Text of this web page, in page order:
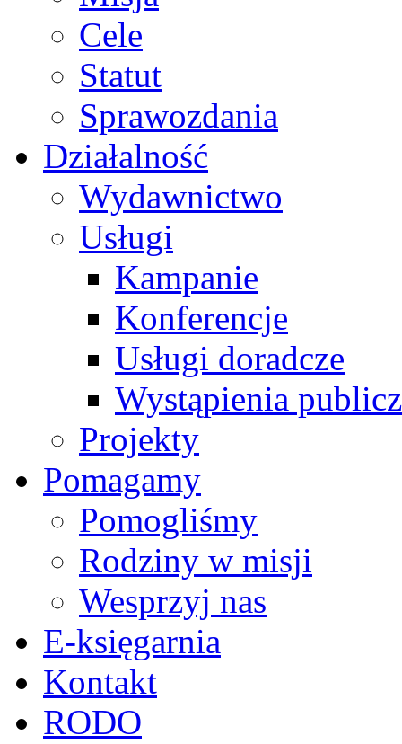
Cele
Statut
Sprawozdania
Działalność
Wydawnictwo
Usługi
Kampanie
Konferencje
Usługi doradcze
Wystąpienia
Projekty
Pomagamy
Pomogliśmy
Rodziny w misji
Wesprzyj nas
E-księgarnia
Kontakt
RODO